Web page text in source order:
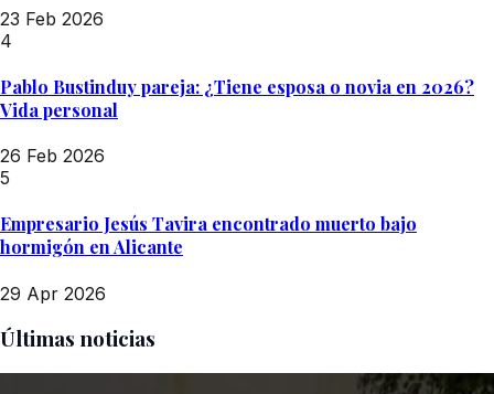
23 Feb 2026
4
Pablo Bustinduy pareja: ¿Tiene esposa o novia en 2026?
Vida personal
26 Feb 2026
5
Empresario Jesús Tavira encontrado muerto bajo
hormigón en Alicante
29 Apr 2026
Últimas noticias